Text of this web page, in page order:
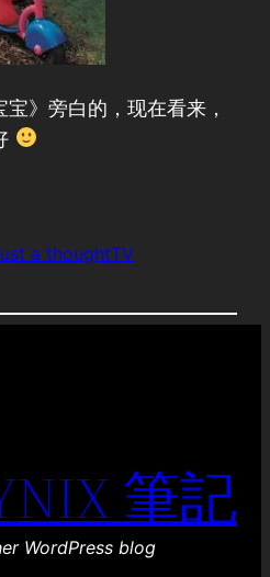
》旁白的，现在看来，
a thoughtTV
筆記
WordPress blog